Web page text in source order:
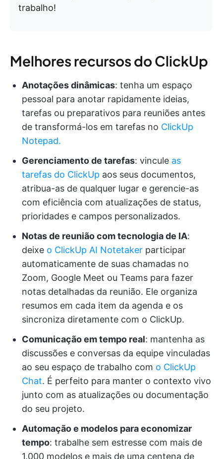
trabalho!
Melhores recursos do ClickUp
Anotações dinâmicas: tenha um espaço
pessoal para anotar rapidamente ideias,
tarefas ou preparativos para reuniões antes
de transformá-los em tarefas no ClickUp
Notepad.
Gerenciamento de tarefas: vincule as
tarefas do ClickUp aos seus documentos,
atribua-as de qualquer lugar e gerencie-as
com eficiência com atualizações de status,
prioridades e campos personalizados.
Notas de reunião com tecnologia de IA:
deixe o ClickUp AI Notetaker participar
automaticamente de suas chamadas no
Zoom, Google Meet ou Teams para fazer
notas detalhadas da reunião. Ele organiza
resumos em cada item da agenda e os
sincroniza diretamente com o ClickUp.
Comunicação em tempo real: mantenha as
discussões e conversas da equipe vinculadas
ao seu espaço de trabalho com o ClickUp
Chat. É perfeito para manter o contexto vivo
junto com as atualizações ou documentação
do seu projeto.
Automação e modelos para economizar
tempo: trabalhe sem estresse com mais de
1.000 modelos e mais de uma centena de